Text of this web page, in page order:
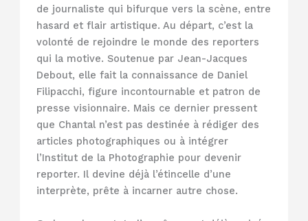
de journaliste qui bifurque vers la scène, entre
hasard et flair artistique. Au départ, c’est la
volonté de rejoindre le monde des reporters
qui la motive. Soutenue par Jean-Jacques
Debout, elle fait la connaissance de Daniel
Filipacchi, figure incontournable et patron de
presse visionnaire. Mais ce dernier pressent
que Chantal n’est pas destinée à rédiger des
articles photographiques ou à intégrer
l’Institut de la Photographie pour devenir
reporter. Il devine déjà l’étincelle d’une
interprète, prête à incarner autre chose.